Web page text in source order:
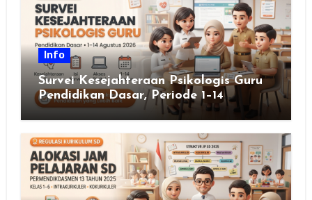
Info
Survei Kesejahteraan Psikologis Guru
Pendidikan Dasar, Periode 1–14
Agustus 2026